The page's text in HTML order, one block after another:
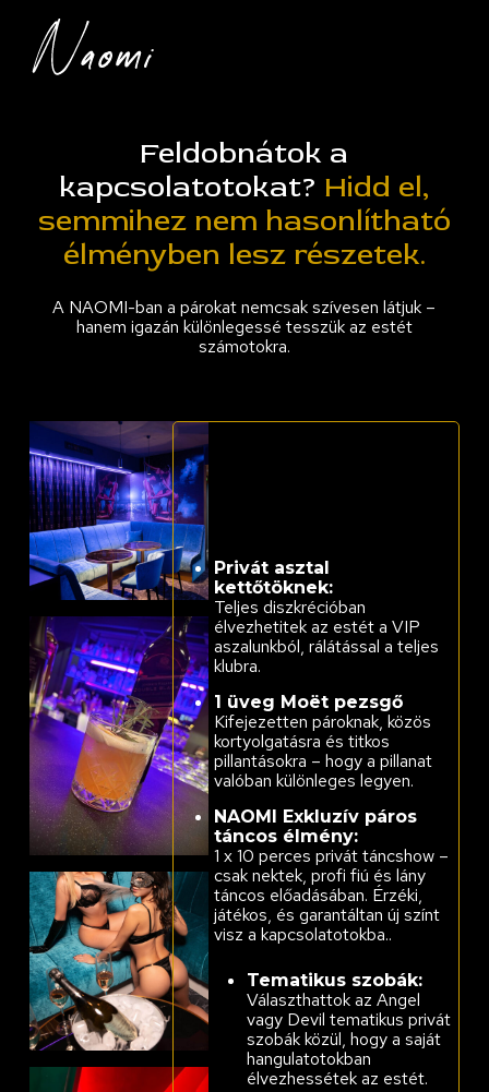
Feldobnátok a
kapcsolatotokat? Hidd el,
semmihez nem hasonlítható
élményben lesz részetek.
A NAOMI-ban a párokat nemcsak szívesen látjuk –
hanem igazán különlegessé tesszük az estét
számotokra.
Privát asztal
kettőtöknek:
Teljes diszkrécióban
élvezhetitek az estét a VIP
aszalunkból, rálátással a teljes
klubra.
1 üveg Moët pezsgő
Kifejezetten pároknak, közös
kortyolgatásra és titkos
pillantásokra – hogy a pillanat
valóban különleges legyen.
NAOMI Exkluzív páros
táncos élmény:
1 x 10 perces privát táncshow –
csak nektek, profi fiú és lány
táncos előadásában. Érzéki,
játékos, és garantáltan új színt
visz a kapcsolatotokba..
Tematikus szobák:
Választhattok az Angel
vagy Devil tematikus privát
szobák közül, hogy a saját
hangulatotokban
élvezhessétek az estét.